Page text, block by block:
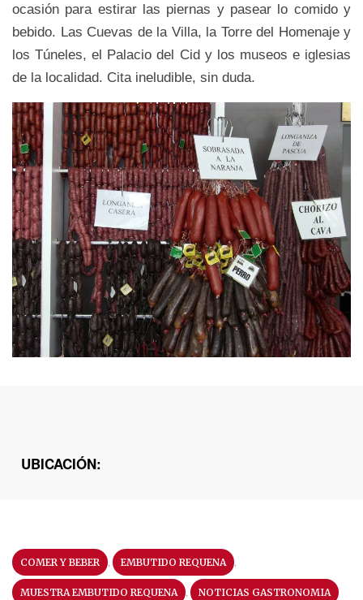
ocasión para estirar las piernas y pasear lo comido y
bebido. Las Cuevas de la Villa, la Torre del Homenaje y
los Túneles, el Palacio del Cid y los museos e iglesias
de la localidad. Cita ineludible, sin duda.
UBICACIÓN:
COMER Y BEBER EMBUTIDO REQUENA
MUESTRA EMBUTIDO REQUENA NOTICIAS GASTRONOMIA